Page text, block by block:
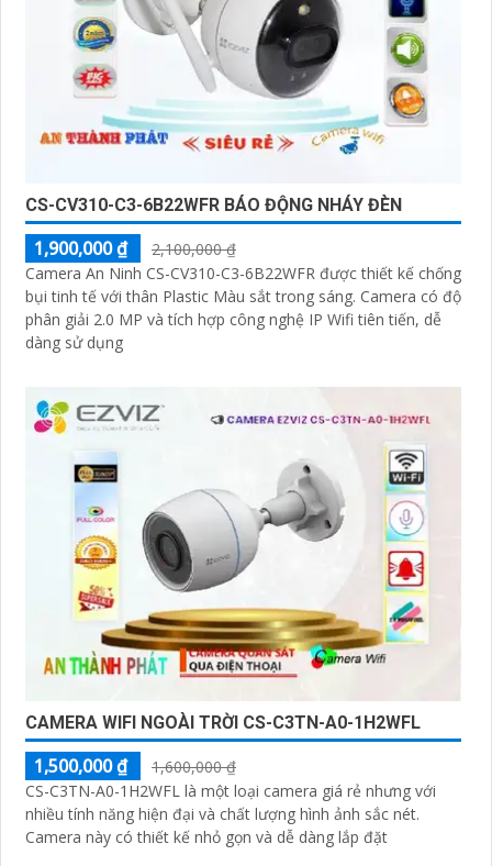
CS-CV310-C3-6B22WFR BÁO ĐỘNG NHÁY ĐÈN
1,900,000 ₫
2,100,000 ₫
Camera An Ninh CS-CV310-C3-6B22WFR được thiết kế chống
bụi tinh tế với thân Plastic Màu sắt trong sáng. Camera có độ
phân giải 2.0 MP và tích hợp công nghệ IP Wifi tiên tiến, dễ
dàng sử dụng
CAMERA WIFI NGOÀI TRỜI CS-C3TN-A0-1H2WFL
1,500,000 ₫
1,600,000 ₫
CS-C3TN-A0-1H2WFL là một loại camera giá rẻ nhưng với
nhiều tính năng hiện đại và chất lượng hình ảnh sắc nét.
Camera này có thiết kế nhỏ gọn và dễ dàng lắp đặt